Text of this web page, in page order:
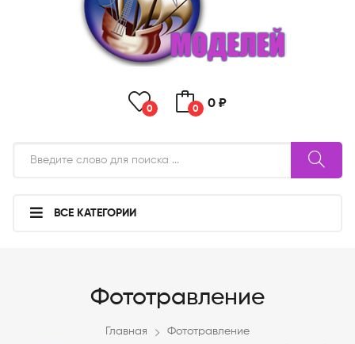
0 0 0 ₽
ВСЕ КАТЕГОРИИ
Фототравление
Главная
Фототравление